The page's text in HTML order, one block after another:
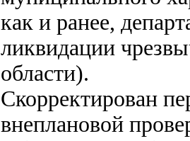
как и ранее,
ликвидации
области).
Скорректирован
внеплановой